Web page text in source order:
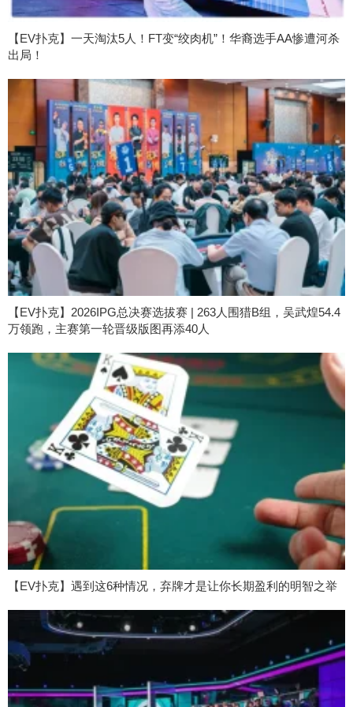
【EV扑克】一天淘汰5人！FT变“绞肉机”！华裔选手AA惨遭河杀
出局！
【EV扑克】2026IPG总决赛选拔赛 | 263人围猎B组，吴武煌54.4
万领跑，主赛第一轮晋级版图再添40人
【EV扑克】遇到这6种情况，弃牌才是让你长期盈利的明智之举